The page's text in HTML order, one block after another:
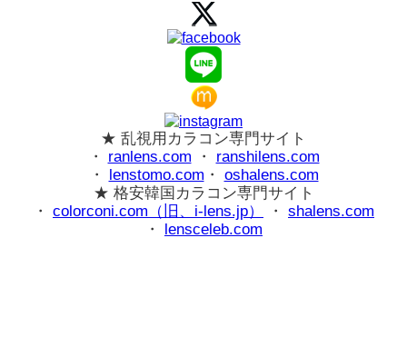
★ 乱視用カラコン専門サイト
・ ranlens.com ・ ranshilens.com
・
lenstomo.com ・ oshalens.com
★ 格安韓国カラコン専門サイト
・ colorconi.com（旧、i-lens.jp） ・ shalens.com
・
lensceleb.com